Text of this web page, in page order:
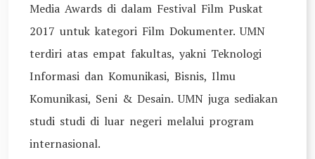
Media Awards di dalam Festival Film Puskat
2017 untuk kategori Film Dokumenter. UMN
terdiri atas empat fakultas, yakni Teknologi
Informasi dan Komunikasi, Bisnis, Ilmu
Komunikasi, Seni & Desain. UMN juga sediakan
studi studi di luar negeri melalui program
internasional.